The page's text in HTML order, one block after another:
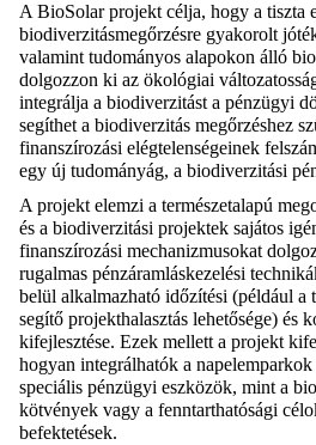
A BioSolar projekt célja, hogy a tiszta
biodiverzitásmegőrzésre gyakorolt
valamint tudományos alapokon álló
dolgozzon ki az ökológiai
integrálja a biodiverzitást a pénzügyi
segíthet a biodiverzitás megőrzéshez
finanszírozási elégtelenségeinek
egy új tudományág, a biodiverzitási
A projekt elemzi a természetalapú
és a biodiverzitási projektek sajátos
finanszírozási mechanizmusokat
rugalmas pénzáramláskezelési
belül alkalmazható időzítési (például a
segítő projekthalasztás lehetősége) és
kifejlesztése. Ezek mellett a projekt
hogyan integrálhatók a napelemparkok
speciális pénzügyi eszközök, mint a
kötvények vagy a fenntarthatósági
befektetések.